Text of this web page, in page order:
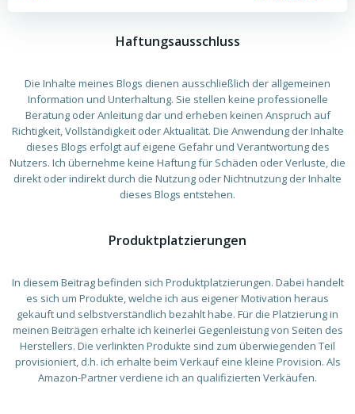
Haftungsausschluss
Die Inhalte meines Blogs dienen ausschließlich der allgemeinen
Information und Unterhaltung. Sie stellen keine professionelle
Beratung oder Anleitung dar und erheben keinen Anspruch auf
Richtigkeit, Vollständigkeit oder Aktualität. Die Anwendung der Inhalte
dieses Blogs erfolgt auf eigene Gefahr und Verantwortung des
Nutzers. Ich übernehme keine Haftung für Schäden oder Verluste, die
direkt oder indirekt durch die Nutzung oder Nichtnutzung der Inhalte
dieses Blogs entstehen.
Produktplatzierungen
In diesem Beitrag befinden sich Produktplatzierungen. Dabei handelt
es sich um Produkte, welche ich aus eigener Motivation heraus
gekauft und selbstverständlich bezahlt habe. Für die Platzierung in
meinen Beiträgen erhalte ich keinerlei Gegenleistung von Seiten des
Herstellers. Die verlinkten Produkte sind zum überwiegenden Teil
provisioniert, d.h. ich erhalte beim Verkauf eine kleine Provision. Als
Amazon-Partner verdiene ich an qualifizierten Verkäufen.